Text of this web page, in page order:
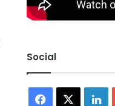
Social
Facebook